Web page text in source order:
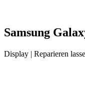
Samsung
Display | Reparieren